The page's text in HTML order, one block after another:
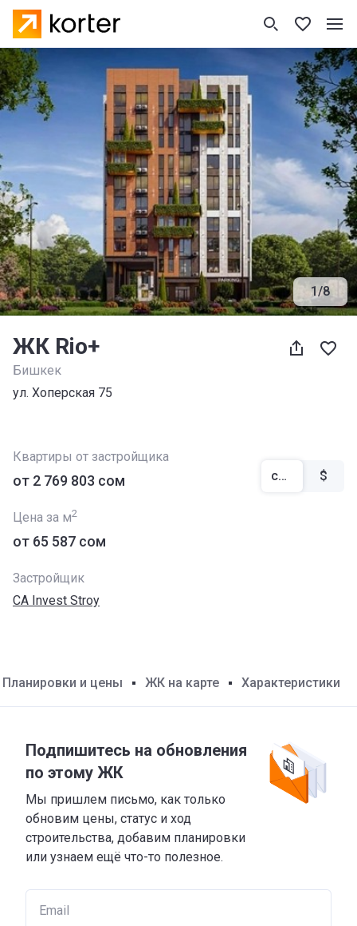
1/8
ЖК Rio+
Бишкек
ул. Хоперская 75
Квартиры от застройщика
от ‍2 769 803 сом
Цена за м2
от ‍65 587 сом
сом $
Застройщик
CA Invest Stroy
Планировки и цены ЖК на карте Характеристики
Подпишитесь на обновления
по этому ЖК
Мы пришлем письмо, как только
обновим цены, статус и ход
строительства, добавим планировки
или узнаем ещё что-то полезное.